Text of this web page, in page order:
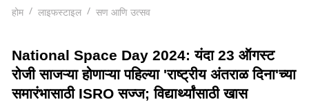
होम लाइफस्टाइल सण आणि उत्सव
National Space Day 2024: यंदा 23 ऑगस्ट
रोजी साजऱ्या होणाऱ्या पहिल्या 'राष्ट्रीय अंतराळ दिना'च्या
समारंभासाठी ISRO सज्ज; विद्यार्थ्यांसाठी खास